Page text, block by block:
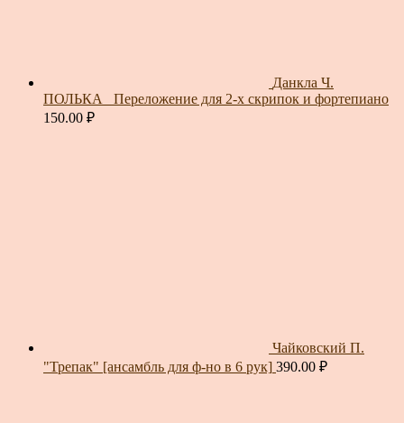
Данкла Ч.
ПОЛЬКА_ Переложение для 2-х скрипок и фортепиано
150.00 ₽
Чайковский П.
"Трепак" [ансамбль для ф-но в 6 рук] 390.00 ₽